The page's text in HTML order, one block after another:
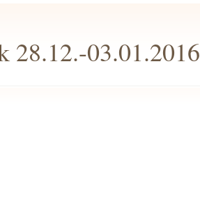
28.12.-03.01.2016